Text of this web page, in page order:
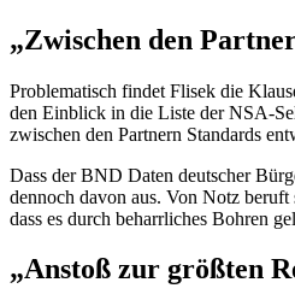
„Zwischen den
Problematisch findet Flisek die
den Einblick in die Liste derNSA-
zwischen den Partnern Standards
Dass der BND Daten deutscher
dennoch davon aus. Von Notz beruft
dass es durch beharrliches Bohren
„Anstoß zur größten